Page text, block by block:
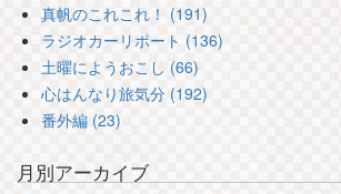
真帆のこれこれ！ (191)
ラジオカーリポート (136)
土曜にようおこし (66)
心はんなり旅気分 (192)
番外編 (23)
月別アーカイブ